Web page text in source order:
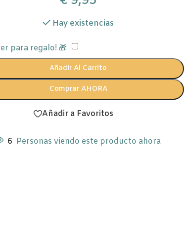
Hay existencias
para regalo! 🎁
Añadir Al Carrito
Comprar AHORA
Añadir a Favoritos
6 Personas viendo este producto ahora